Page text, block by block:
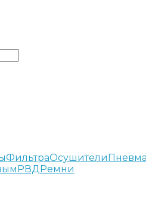
ФильтраОсушители
РВДРемни